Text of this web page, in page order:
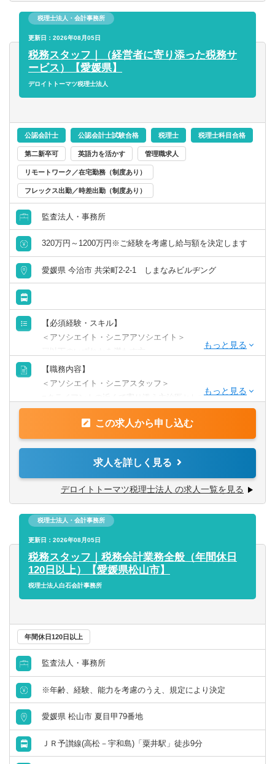
も叶えられます。
都市圏で経験のある方や、これから経験を積みたいとお考
えの税理士の方、ぜひご応募ください。
☆特徴☆
年間10社程度ずつ顧問先は順調に増加中。顧問先や地域の
金融機関からの紹介により、新規開拓などは行わずとも、
拡大を続けています。
（２）当事務所では相続、事業承継、M＆A支援、業務シス
テムの導入支援等を積極的に行っており、幅広くかつ高い
レベルの業務が経験可能です。
常の税務以外の分野での経験を積むこともできます。
【使用ソフト】
勤務や週3日勤務、時短）も相談可能です。
子供の急な体調不良による休暇なども取得しやすい税理士
税理士法人・会計事務所
更新日：2026年08月05日
税務スタッフ｜（経営者に寄り添った税務サ
ービス）【愛媛県】
デロイトトーマツ税理士法人
公認会計士 公認会計士試験合格 税理士 税理士科目合格
第二新卒可 英語力を活かす 管理職求人
リモートワーク／在宅勤務（制度あり）
フレックス出勤／時差出勤（制度あり）
監査法人・事務所
320万円～1200万円※ご経験を考慮し給与額を決定します
愛媛県 今治市 共栄町2-2-1 しまなみビルヂング
【必須経験・スキル】
＜アソシエイト・シニアアソシエイト＞
■法人税経験1年以上
■税理士試験2科目以上合格
＜マネージャー・シニアマネージャー＞
■大手または中堅税理士法人で、法人税務経験5年以上
【歓迎経験・スキル】
＜アソシエイト・シニアアソシエイト＞
■税理士科目合格者、税理士、公認会計士有資格者
■Excel、Word、Power Pointの基本的スキルがあれば尚可
■英文読解力があれば尚可
＜マネージャー・シニアマネージャー＞
■組織再編、グループ通算制度、資産税コンサルティングの
実務経験
■Excel、Word、Power Pointの基本的スキルがあれば可
■英文読解力があれば尚可
【求める人物像】
＜アソシエイト・シニアアソシエイト＞
■真摯に仕事に向き合う誠実な方
■周囲との協調性を重んじたコミュニケーションがはかれる
方
■クライアントとのFace to Faceのコミュニケーションがと
れる方
＜マネージャー・シニアマネージャー＞
【職務内容】
＜アソシエイト・シニアスタッフ＞
■クライアントの近くで寄り添う主治医としての立場で、法
をサポートしていただきます。
■組織再編、経営承継サポート、個人資産税等の幅広い税務
ことを目指していただきます。
■また、デロイト トーマツグループ内の公認会計士、コン
サルタント等の多様な専門家と連携して業務提供する機会
■クライアントは、ベンチャー企業から上場企業まで規模も
業種も様々で、クライアントの成長をサポートすること
で、クライアントとともに成長できる、経営者から頼られ
るパートナーとなることができる仕事です。
種税務コンサルティングの経験を幅広く持ち、下記業務の
主任（マネジャー）として各案件のコントロール、および
３～４名程度のチームメンバーを牽引出来る方を募集して
おります。税務のエキスパートとして対クライアントへの
■ワークライフバランスを取りやすく、リモートと出社のハ
じて将来のキャリアも開かれています。
ジションです。
この求人から申し込む
求人を詳しく見る
デロイトトーマツ税理士法人 の求人一覧を見る
税理士法人・会計事務所
更新日：2026年08月05日
税務スタッフ｜税務会計業務全般（年間休日
120日以上）【愛媛県松山市】
税理士法人白石会計事務所
年間休日120日以上
監査法人・事務所
※年齢、経験、能力を考慮のうえ、規定により決定
愛媛県 松山市 夏目甲79番地
ＪＲ予讃線(高松－宇和島)「粟井駅」徒歩9分